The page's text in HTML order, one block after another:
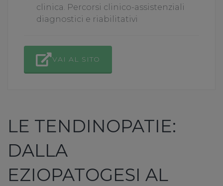
clinica. Percorsi clinico-assistenziali
diagnostici e riabilitativi
VAI AL SITO
LE TENDINOPATIE:
DALLA
EZIOPATOGESI AL